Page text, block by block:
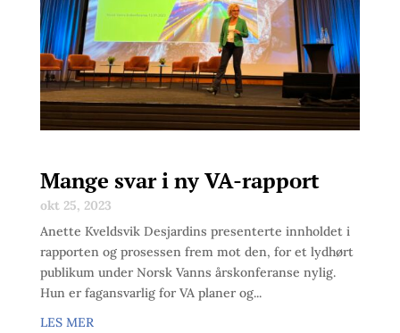
Mange svar i ny VA-rapport
okt 25, 2023
Anette Kveldsvik Desjardins presenterte innholdet i
rapporten og prosessen frem mot den, for et lydhørt
publikum under Norsk Vanns årskonferanse nylig.
Hun er fagansvarlig for VA planer og...
LES MER